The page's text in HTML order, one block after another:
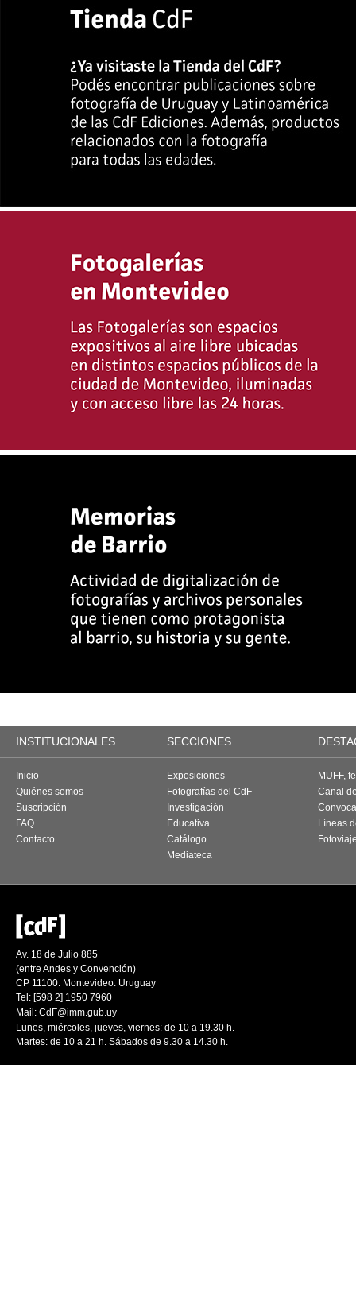
INSTITUCIONALES SECCIONES
Inicio
Quiénes somos
Suscripción
FAQ
Contacto
Exposiciones
Fotografías del CdF
Investigación
Educativa
Catálogo
Mediateca
MUFF,
Canal
Líneas
Av. 18 de Julio 885
(entre Andes y Convención)
CP 11100. Montevideo. Uruguay
Tel: [598 2] 1950 7960
Mail: CdF@imm.gub.uy
Lunes, miércoles, jueves, viernes: de 10 a 19.30 h.
Martes: de 10 a 21 h. Sábados de 9.30 a 14.30 h.